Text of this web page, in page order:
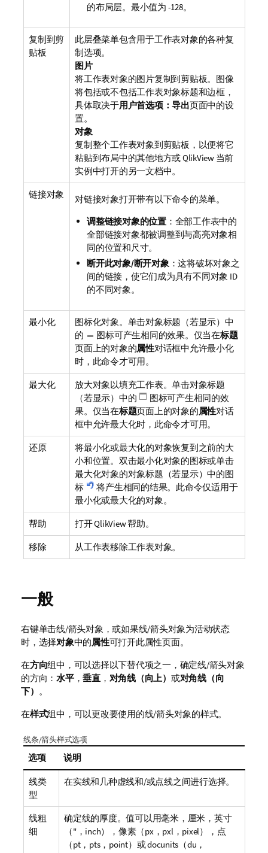
的布局层。最小值为 -128。
复制到剪
贴板
此层叠菜单包含用于工作表对象的各种复
制选项。
图片
将工作表对象的图片复制到剪贴板。图像
将包括或不包括工作表对象标题和边框，
具体取决于用户首选项：导出页面中的设
置。
对象
复制整个工作表对象到剪贴板，以便将它
粘贴到布局中的其他地方或 QlikView 当前
实例中打开的另一文档中。
链接对象
对链接对象打开带有以下命令的菜单。
调整链接对象的位置：全部工作表中的
全部链接对象都被调整到与高亮对象相
同的位置和尺寸。
断开此对象/断开对象 ：这将破坏对象之
间的链接，使它们成为具有不同对象 ID
的不同对象。
最小化
图标化对象。单击对象标题（若显示）中
的
图标可产生相同的效果。仅当在标题
页面上的对象的属性对话框中允许最小化
时，此命令才可用。
最大化
放大对象以填充工作表。单击对象标题
（若显示）中的
图标可产生相同的效
果。仅当在标题页面上的对象的属性对话
框中允许最大化时，此命令才可用。
还原
将最小化或最大化的对象恢复到之前的大
小和位置。双击最小化对象的图标或单击
最大化对象的对象标题（若显示）中的图
标
将产生相同的结果。此命令仅适用于
最小化或最大化的对象。
帮助 打开 QlikView 帮助。
移除 从工作表移除工作表对象。
一般
右键单击线/箭头对象，或如果线/箭头对象为活动状态
时，选择对象中的属性可打开此属性页面。
在方向组中，可以选择以下替代项之一，确定线/箭头对象
的方向： 水平，垂直， 对角线（向上） 或对角线（向
下） 。
在样式组中，可以更改要使用的线/箭头对象的样式。
线条/箭头样式选项
选项 说明
线类
型
在实线和几种虚线和/或点线之间进行选择。
线粗
细
确定线的厚度。值可以用毫米，厘米，英寸
（"，inch），像素（px，pxl，pixel），点
（pt，pts，point）或 docunits（du，